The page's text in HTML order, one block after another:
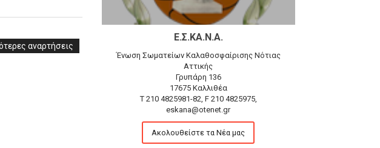
αναρτήσεις
Ε.Σ.ΚΑ.Ν.Α.
Ένωση Σωματείων Καλαθοσφαίρισης Νότιας
Αττικής
Γρυπάρη 136
17675 Καλλιθέα
T 210 4825981-82, F 210 4825975,
eskana@otenet.gr
Ακολουθείστε τα Νέα μας